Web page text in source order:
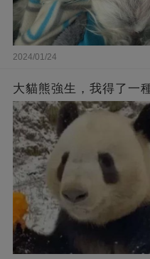
2024/01/24
大貓熊強生，我得了一